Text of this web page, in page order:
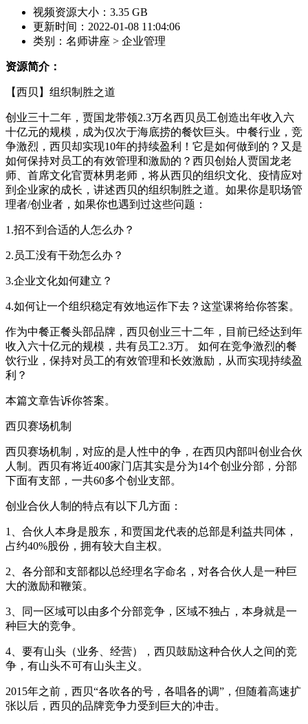
视频资源大小：3.35 GB
更新时间：2022-01-08 11:04:06
类别：名师讲座 > 企业管理
资源简介：
【西贝】组织制胜之道
创业三十二年，贾国龙带领2.3万名西贝员工创造出年收入六
十亿元的规模，成为仅次于海底捞的餐饮巨头。中餐行业，竞
争激烈，西贝却实现10年的持续盈利！它是如何做到的？又是
如何保持对员工的有效管理和激励的？西贝创始人贾国龙老
师、首席文化官贾林男老师，将从西贝的组织文化、疫情应对
到企业家的成长，讲述西贝的组织制胜之道。如果你是职场管
理者/创业者，如果你也遇到过这些问题：
1.招不到合适的人怎么办？
2.员工没有干劲怎么办？
3.企业文化如何建立？
4.如何让一个组织稳定有效地运作下去？这堂课将给你答案。
作为中餐正餐头部品牌，西贝创业三十二年，目前已经达到年
收入六十亿元的规模，共有员工2.3万。 如何在竞争激烈的餐
饮行业，保持对员工的有效管理和长效激励，从而实现持续盈
利？
本篇文章告诉你答案。
西贝赛场机制
西贝赛场机制，对应的是人性中的争，在西贝内部叫创业合伙
人制。西贝有将近400家门店其实是分为14个创业分部，分部
下面有支部，一共60多个创业支部。
创业合伙人制的特点有以下几方面：
1、合伙人本身是股东，和贾国龙代表的总部是利益共同体，
占约40%股份，拥有较大自主权。
2、各分部和支部都以总经理名字命名，对各合伙人是一种巨
大的激励和鞭策。
3、同一区域可以由多个分部竞争，区域不独占，本身就是一
种巨大的竞争。
4、要有山头（业务、经营），西贝鼓励这种合伙人之间的竞
争，有山头不可有山头主义。
2015年之前，西贝“各吹各的号，各唱各的调”，但随着高速扩
张以后，西贝的品牌竞争力受到巨大的冲击。